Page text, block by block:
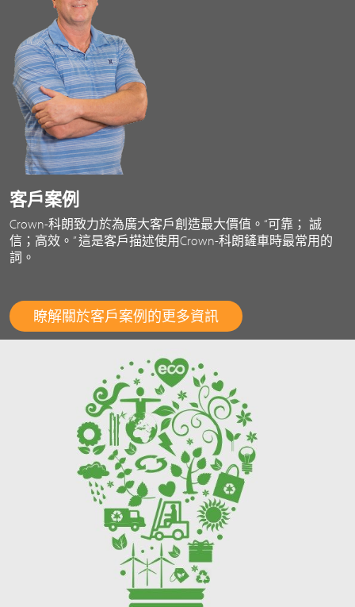
客戶案例
Crown-科朗致力於為廣大客戶創造最大價值。“可靠； 誠
信；高效。” 這是客戶描述使用Crown-科朗鏟車時最常用的
詞。
瞭解關於客戶案例的更多資訊